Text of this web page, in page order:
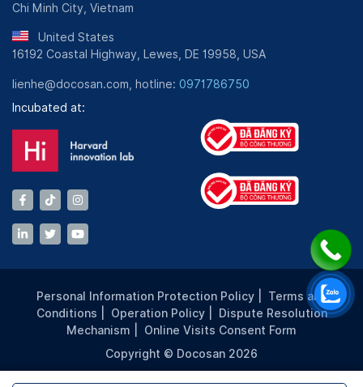
Chi Minh City, Vietnam
United States
16192 Coastal Highway, Lewes, DE 19958, USA
lienhe@docosan.com, hotline: 0971786750
Incubated at:
Personal Information Protection Policy
Terms and
Conditions
Operation Policy
Dispute Resolution
Mechanism
Online Visits Consent Form
Copyright © Docosan 2026